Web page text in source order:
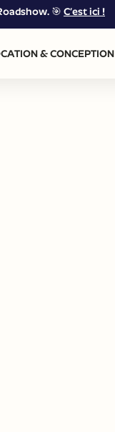
🎯 C’est ici !
& CONCEPTION